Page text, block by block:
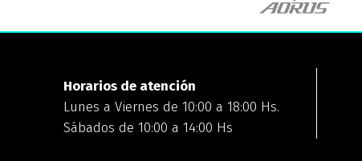
Horarios de atención
Lunes a Viernes de 10:00 a 18:00 Hs.
Sábados de 10:00 a 14:00 Hs